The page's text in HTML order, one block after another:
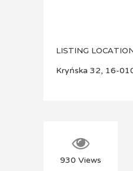
LISTING
Kryńska 32, 16-
930 Views